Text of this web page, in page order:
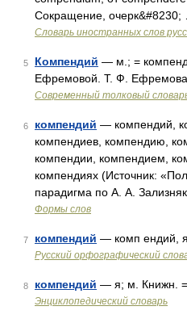
Сокращение, очерк&#8230;
Словарь иностранных слов
5 Компендий — м.; =
Ефремовой. Т. Ф.
Современный толковый
6 компендий — компендий,
компендиев, компендию,
компендии, компендием,
компендиях (Источник:
парадигма по А. А.
Формы слов
7 компендий — комп ендий,
Русский орфографический
8 компендий — я; м. Книжн.
Энциклопедический словарь